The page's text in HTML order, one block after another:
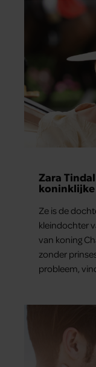
alleen raakt,
denken zet.
Zara
koninklijke
Ze is de
kleindochter
van koning
zonder
probleem,